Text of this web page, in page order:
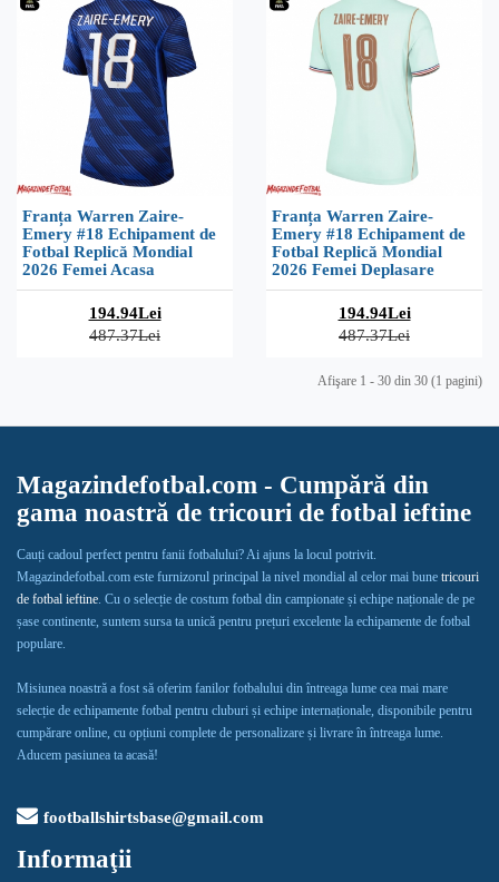
Franța Warren Zaire-
Emery #18 Echipament de
Fotbal Replică Mondial
2026 Femei Acasa
194.94Lei
487.37Lei
Franța Warren Zaire-
Emery #18 Echipament de
Fotbal Replică Mondial
2026 Femei Deplasare
194.94Lei
487.37Lei
Afişare 1 - 30 din 30 (1 pagini)
Magazindefotbal.com - Cumpără din
gama noastră de tricouri de fotbal ieftine
Cauți cadoul perfect pentru fanii fotbalului? Ai ajuns la locul potrivit.
Magazindefotbal.com este furnizorul principal la nivel mondial al celor mai bune tricouri
de fotbal ieftine. Cu o selecție de costum fotbal din campionate și echipe naționale de pe
șase continente, suntem sursa ta unică pentru prețuri excelente la echipamente de fotbal
populare.
Misiunea noastră a fost să oferim fanilor fotbalului din întreaga lume cea mai mare
selecție de echipamente fotbal pentru cluburi și echipe internaționale, disponibile pentru
cumpărare online, cu opțiuni complete de personalizare și livrare în întreaga lume.
Aducem pasiunea ta acasă!
footballshirtsbase@gmail.com
Informaţii